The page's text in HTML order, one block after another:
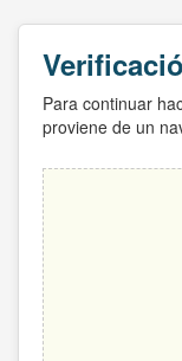
Para continuar
proviene de un